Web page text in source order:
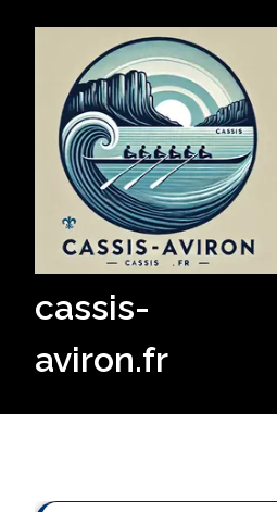
cassis-
aviron.fr